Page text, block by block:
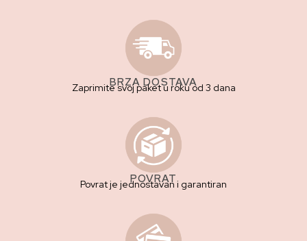
BRZA DOSTAVA
Zaprimite svoj paket u roku od 3 dana
POVRAT
Povrat je jednostavan i garantiran